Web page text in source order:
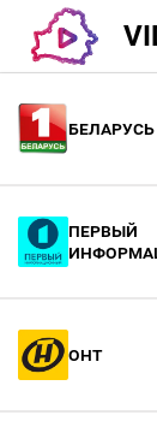
Беларусь
Первый
ОНТ